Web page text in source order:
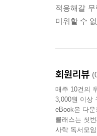
적응해갈
미워할 수
회원리뷰
매주 10건의
3,000원 이상
eBook은 다
클래스는 첫
사락 독서모